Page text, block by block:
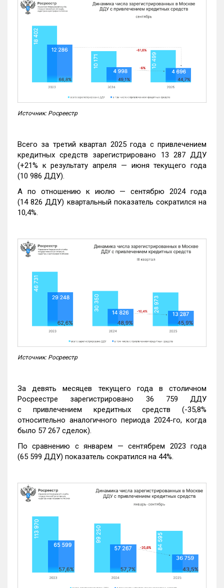
Источник: Росреестр
Всего за третий квартал 2025 года с привлечением
кредитных средств зарегистрировано 13 287 ДДУ
(+21% к результату апреля — июня текущего года
(10 986 ДДУ).
А по отношению к июлю — сентябрю 2024 года
(14 826 ДДУ) квартальный показатель сократился на
10,4%.
Источник: Росреестр
За девять месяцев текущего года в столичном
Росреестре зарегистрировано 36 759 ДДУ
с привлечением кредитных средств (-35,8%
относительно аналогичного периода 2024-го, когда
было 57 267 сделок).
По сравнению с январем — сентябрем 2023 года
(65 599 ДДУ) показатель сократился на 44%.